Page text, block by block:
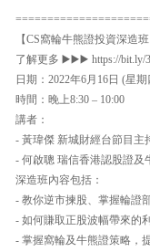
【CS窩輪牛熊證投資深造
了解更多 ▶️▶️▶️ https://bit.ly/
日期：2022年6月16日 (星期
時間：晚上8:30 – 10:00
講者：
- 黃瑋傑 新城財經台節目主
- 何啟聰 瑞信香港認股證及
深造班內容包括：
- 教你逆市揀股、掌握輪證
- 如何賺取正股波幅帶來的
- 掌握窩輪及牛熊證策略，